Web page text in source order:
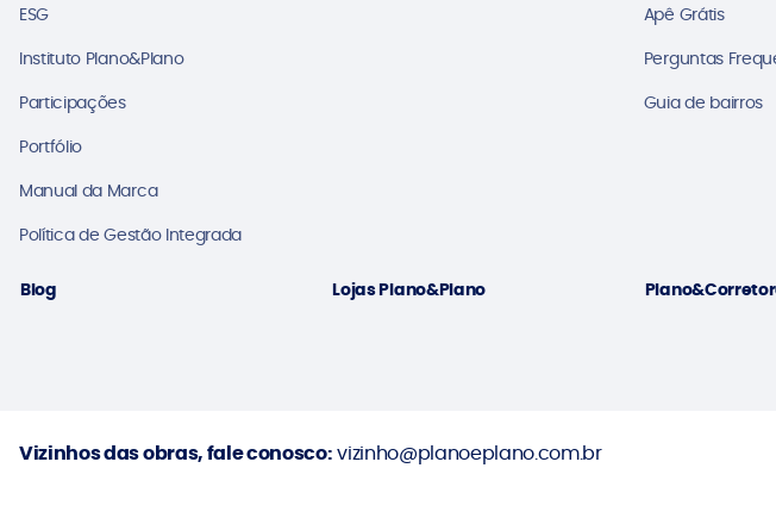
ESG
Instituto Plano&Plano
Participações
Portfólio
Manual da Marca
Política de Gestão Integrada
Apê Grátis
Perguntas
Guia de bairros
Blog Lojas Plano&Plano
Vizinhos das obras, fale conosco:vizinho@planoeplano.com.br